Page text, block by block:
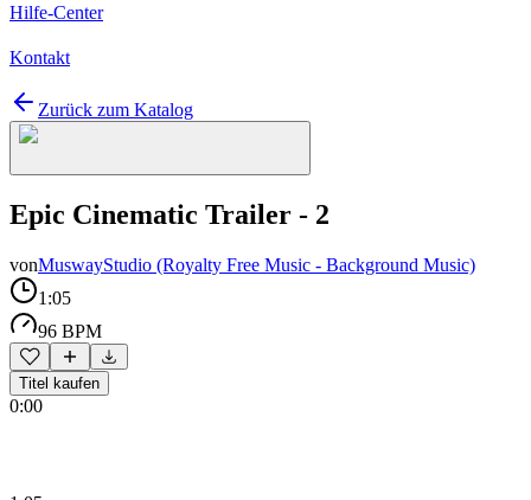
Hilfe-Center
Kontakt
Zurück zum Katalog
Epic Cinematic Trailer - 2
vonMuswayStudio (Royalty Free Music - Background Music)
1:05
96 BPM
Titel kaufen
0:00